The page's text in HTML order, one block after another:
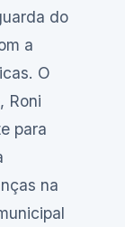
do
a
O
Roni
para
na